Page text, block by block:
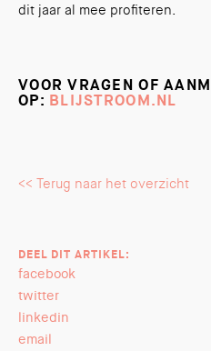
dit jaar al mee profiteren.
VOOR VRAGEN OF
OP: BLIJSTROOM.NL
<< Terug naar het overzicht
DEEL DIT ARTIKEL:
facebook
twitter
linkedin
email